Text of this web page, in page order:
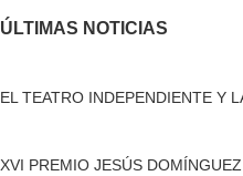
ÚLTIMAS NOTICIAS
EL TEATRO INDEPENDIENTE Y
XVI PREMIO JESÚS